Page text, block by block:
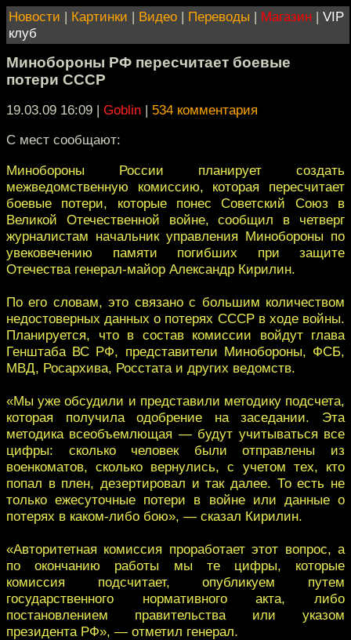
Новости | Картинки | Видео | Переводы | Магазин | VIP
клуб
Минобороны РФ пересчитает боевые
потери СССР
19.03.09 16:09 | Goblin | 534 комментария
С мест сообщают:
Минобороны России планирует создать
межведомственную комиссию, которая пересчитает
боевые потери, которые понес Советский Союз в
Великой Отечественной войне, сообщил в четверг
журналистам начальник управления Минобороны по
увековечению памяти погибших при защите
Отечества генерал-майор Александр Кирилин.
По его словам, это связано с большим количеством
недостоверных данных о потерях СССР в ходе войны.
Планируется, что в состав комиссии войдут глава
Генштаба ВС РФ, представители Минобороны, ФСБ,
МВД, Росархива, Росстата и других ведомств.
«Мы уже обсудили и представили методику подсчета,
которая получила одобрение на заседании. Эта
методика всеобъемлющая — будут учитываться все
цифры: сколько человек были отправлены из
военкоматов, сколько вернулись, с учетом тех, кто
попал в плен, дезертировал и так далее. То есть не
только ежесуточные потери в войне или данные о
потерях в каком-либо бою», — сказал Кирилин.
«Авторитетная комиссия проработает этот вопрос, а
по окончанию работы мы те цифры, которые
комиссия подсчитает, опубликуем путем
государственного нормативного акта, либо
постановлением правительства или указом
президента РФ», — отметил генерал.